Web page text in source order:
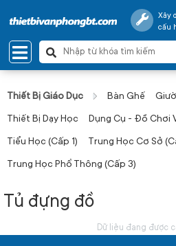
Xây
cấu
Thiết Bị Giáo Dục Bàn Ghế
Thiết Bị Dạy Học Dụng Cụ - Đồ Chơi
Tiểu Học (Cấp 1) Trung Học Cơ Sở
Trung Học Phổ Thông (Cấp 3)
Tủ đựng đồ
Dữ liệu đang được